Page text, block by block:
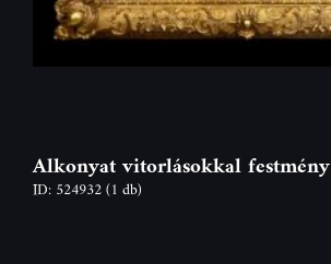
Alkonyat vitorlásokkal festmény
ID: 524932(1 db)